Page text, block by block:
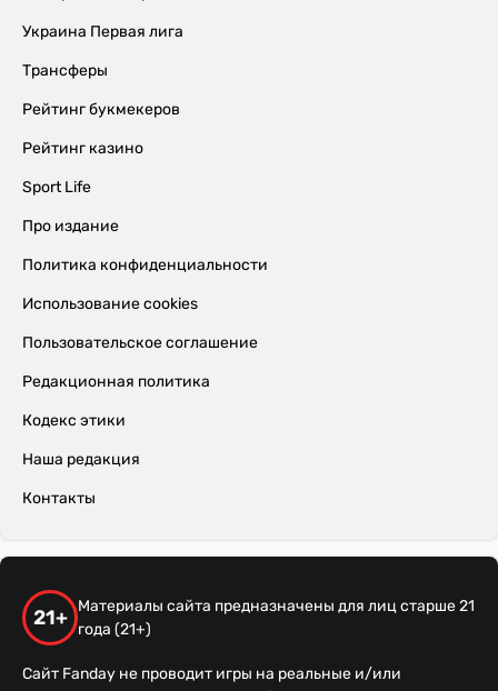
Украина Первая лига
Трансферы
Рейтинг букмекеров
Рейтинг казино
Sport Life
Про издание
Политика конфиденциальности
Использование cookies
Пользовательское соглашение
Редакционная политика
Кодекс этики
Наша редакция
Контакты
21+
Материалы сайта предназначены для лиц старше 21
года (21+)
Сайт Fanday не проводит игры на реальные и/или